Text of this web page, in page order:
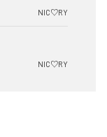
NIC♡RY
NIC♡RY